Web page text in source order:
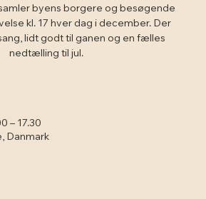
byens borgere og besøgende
kl. 17 hver dag i december. Der
lidt godt til ganen og en fælles
– 17.30
Danmark